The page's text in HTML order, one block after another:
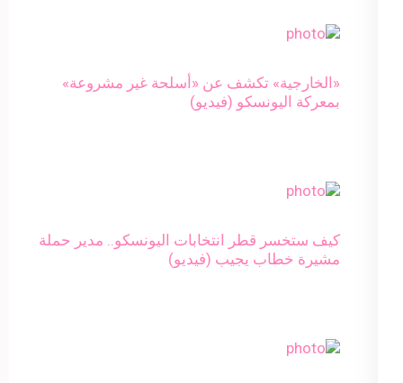
«الخارجية» تكشف عن «أسلحة غير مشروعة»
بمعركة اليونسكو (فيديو)
كيف ستخسر قطر انتخابات اليونسكو.. مدير حملة
مشيرة خطاب يجيب (فيديو)